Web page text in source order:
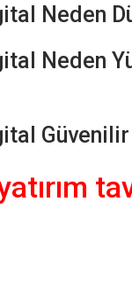
Neden
Neden